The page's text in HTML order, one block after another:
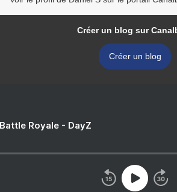
Créer un blog sur
Créer un blog
Royale - DayZ